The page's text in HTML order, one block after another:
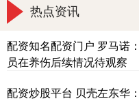
热点资讯
配资知名配资门户 罗马诺
员在养伤后续情况待观察
配资炒股平台 贝壳左东华